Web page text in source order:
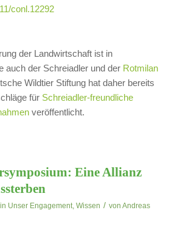
conl.12292
der Landwirtschaft ist in
auch der Schreiadler und der Rotmilan
Wildtier Stiftung hat daher bereits
für Schreiadler-freundliche
veröffentlicht.
Eine Allianz
in Unser Engagement, Wissen / von Andreas